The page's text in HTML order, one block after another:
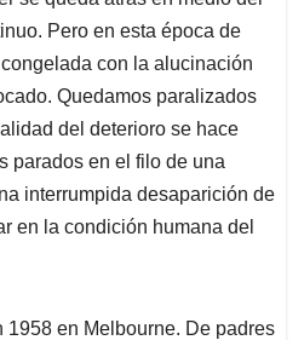
s
Pero en esta época de
con la alucinación
Quedamos paralizados
del deterioro se hace
parados en el filo de una
interrumpida desaparición de
en la condición humana del
en Melbourne. De padres